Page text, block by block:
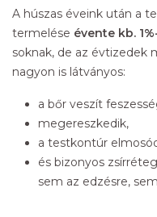
A húszas éveink után a
termelése évente kb.
soknak, de az évtizedek
nagyon is látványos:
a bőr veszít
megereszkedik,
a testkontúr
és bizonyos
sem az edzésre,